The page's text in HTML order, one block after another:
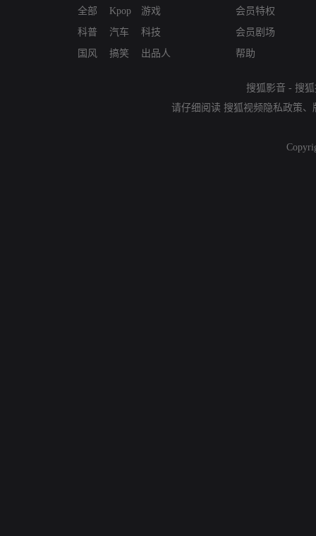
全部
科普
国风
Kpop
汽车
搞笑
游戏
科技
出品人
会员特权
会员剧场
帮助
搜狐影音 - 搜
请仔细阅读 搜狐视频隐私政策、